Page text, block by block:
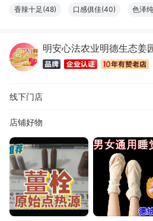
香辣十足(48) 口感俱佳(40) 色泽
性价比高(15) 很舒服(14) 颗粒饱满
清香四溢(10) 易于使用(10) 新鲜味
明安心法农业明德生态姜
线下门店
店铺好物